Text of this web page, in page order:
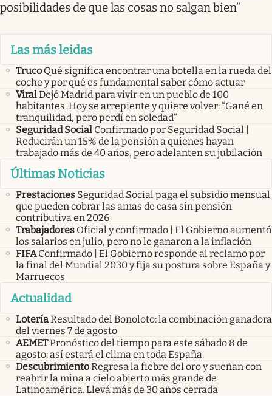
posibilidades de que las cosas no salgan bien”
Las más leidas
Truco Qué significa encontrar una botella en la rueda del
coche y por qué es fundamental saber cómo actuar
ViralDejó Madrid para vivir en un pueblo de 100
habitantes. Hoy se arrepiente y quiere volver: “Gané en
tranquilidad, pero perdí en soledad”
Seguridad Social Confirmado por Seguridad Social |
Reducirán un 15% de la pensión a quienes hayan
trabajado más de 40 años, pero adelanten su jubilación
Últimas Noticias
Prestaciones Seguridad Social paga el subsidio mensual
que pueden cobrar las amas de casa sin pensión
contributiva en 2026
Trabajadores Oficial y confirmado | El Gobierno aumentó
los salarios en julio, pero no le ganaron a la inflación
FIFA Confirmado | El Gobierno responde al reclamo por
la final del Mundial 2030 y fija su postura sobre España y
Marruecos
Actualidad
LoteríaResultado del Bonoloto: la combinación ganadora
del viernes 7 de agosto
AEMETPronóstico del tiempo para este sábado 8 de
agosto: así estará el clima en toda España
DescubrimientoRegresa la fiebre del oro y sueñan con
reabrir la mina a cielo abierto más grande de
Latinoamérica. Llevá más de 30 años cerrada